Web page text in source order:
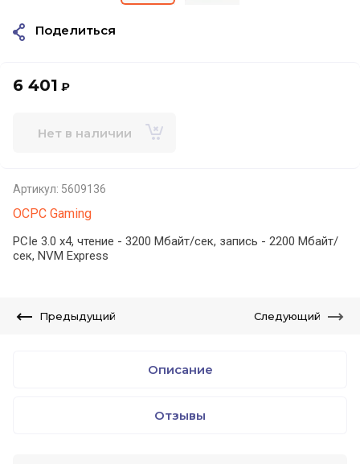
6 401 ₽
Нет в наличии
Артикул: 5609136
OCPC Gaming
PCIe 3.0 x4, чтение - 3200 Мбайт/сек, запись - 2200 Мбайт/
сек, NVM Express
Поделиться
Предыдущий Следующий
Описание
Отзывы